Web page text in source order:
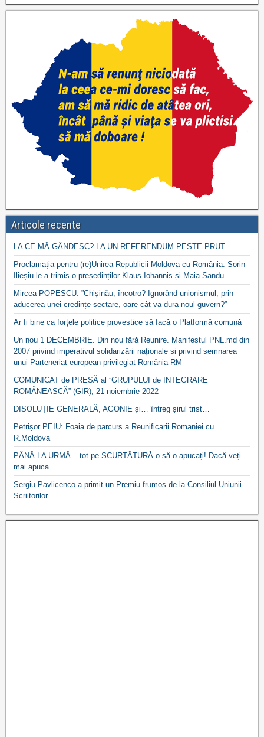
Articole recente
LA CE MĂ GÂNDESC? LA UN REFERENDUM PESTE PRUT…
Proclamația pentru (re)Unirea Republicii Moldova cu România. Sorin
Ilieșiu le-a trimis-o președinților Klaus Iohannis și Maia Sandu
Mircea POPESCU: ”Chișinău, încotro? Ignorând unionismul, prin
aducerea unei credințe sectare, oare cât va dura noul guvern?”
Ar fi bine ca forțele politice provestice să facă o Platformă comună
Un nou 1 DECEMBRIE. Din nou fără Reunire. Manifestul PNL.md din
2007 privind imperativul solidarizării naționale si privind semnarea
unui Parteneriat european privilegiat România-RM
COMUNICAT de PRESĂ al ”GRUPULUI de INTEGRARE
ROMÂNEASCĂ” (GIR), 21 noiembrie 2022
DISOLUȚIE GENERALĂ, AGONIE și… întreg șirul trist…
Petrișor PEIU: Foaia de parcurs a Reunificarii Romaniei cu
R.Moldova
PÂNĂ LA URMĂ – tot pe SCURTĂTURĂ o să o apucați! Dacă veți
mai apuca…
Sergiu Pavlicenco a primit un Premiu frumos de la Consiliul Uniunii
Scriitorilor